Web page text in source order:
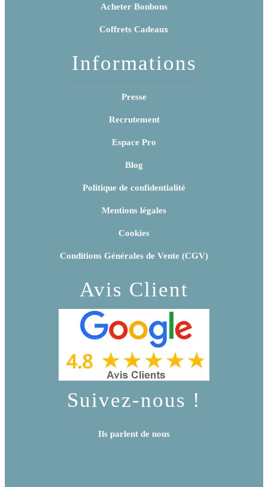
Acheter Bonbons
Coffrets Cadeaux
Informations
Presse
Recrutement
Espace Pro
Blog
Politique de confidentialité
Mentions légales
Cookies
Conditions Générales de Vente (CGV)
Avis Client
Suivez-nous !
Ils parlent de nous